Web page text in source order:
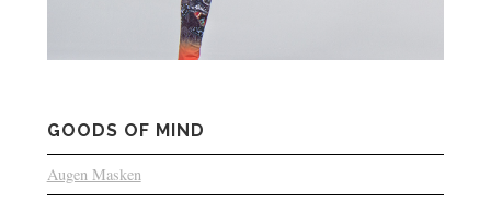
GOODS OF MIND
Augen Masken